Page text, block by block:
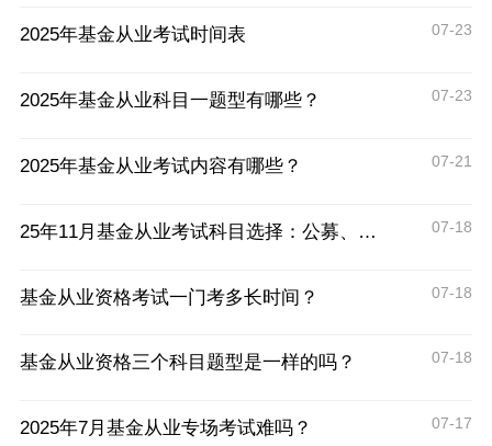
2025年基金从业考试时间表 07-23
2025年基金从业科目一题型有哪些？ 07-23
2025年基金从业考试内容有哪些？ 07-21
25年11月基金从业考试科目选择：公募、私募怎么选？ 07-18
基金从业资格考试一门考多长时间？ 07-18
基金从业资格三个科目题型是一样的吗？ 07-18
2025年7月基金从业专场考试难吗？ 07-17